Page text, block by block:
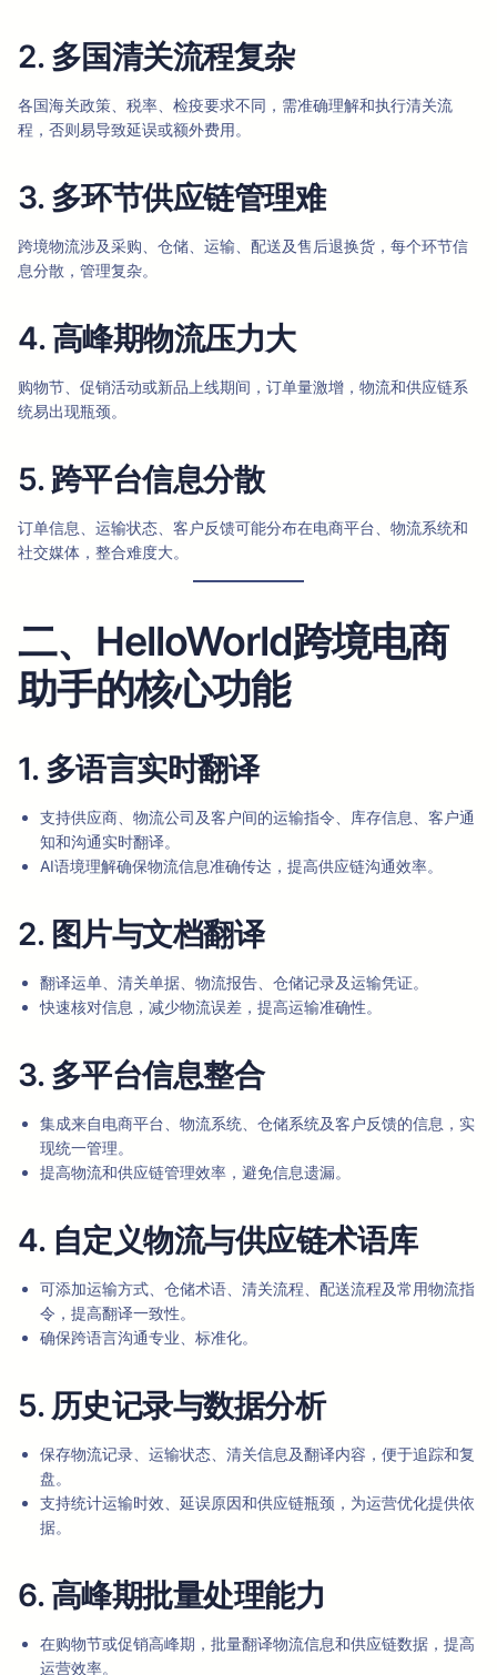
2. 多国清关流程复杂
各国海关政策、税率、检疫要求不同，需准确理解和执行清关流
程，否则易导致延误或额外费用。
3. 多环节供应链管理难
跨境物流涉及采购、仓储、运输、配送及售后退换货，每个环节信
息分散，管理复杂。
4. 高峰期物流压力大
购物节、促销活动或新品上线期间，订单量激增，物流和供应链系
统易出现瓶颈。
5. 跨平台信息分散
订单信息、运输状态、客户反馈可能分布在电商平台、物流系统和
社交媒体，整合难度大。
二、HelloWorld跨境电商
助手的核心功能
1. 多语言实时翻译
支持供应商、物流公司及客户间的运输指令、库存信息、客户通
知和沟通实时翻译。
AI语境理解确保物流信息准确传达，提高供应链沟通效率。
2. 图片与文档翻译
翻译运单、清关单据、物流报告、仓储记录及运输凭证。
快速核对信息，减少物流误差，提高运输准确性。
3. 多平台信息整合
集成来自电商平台、物流系统、仓储系统及客户反馈的信息，实
现统一管理。
提高物流和供应链管理效率，避免信息遗漏。
4. 自定义物流与供应链术语库
可添加运输方式、仓储术语、清关流程、配送流程及常用物流指
令，提高翻译一致性。
确保跨语言沟通专业、标准化。
5. 历史记录与数据分析
保存物流记录、运输状态、清关信息及翻译内容，便于追踪和复
盘。
支持统计运输时效、延误原因和供应链瓶颈，为运营优化提供依
据。
6. 高峰期批量处理能力
在购物节或促销高峰期，批量翻译物流信息和供应链数据，提高
运营效率。